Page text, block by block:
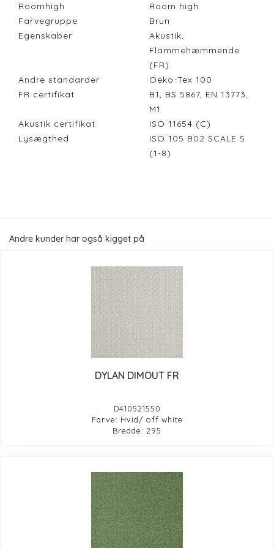
Roomhigh
Room high
Farvegruppe
Brun
Egenskaber
Akustik,
Flammehæmmende
(FR)
Andre standarder
Oeko-Tex 100
FR certifikat
B1, BS 5867, EN 13773,
M1
Akustik certifikat
ISO 11654 (C)
Lysægthed
ISO 105 B02 SCALE 5
(1-8)
Andre kunder har også kigget på
DYLAN DIMOUT FR
D410521550
Farve: Hvid/ off white
Bredde: 295